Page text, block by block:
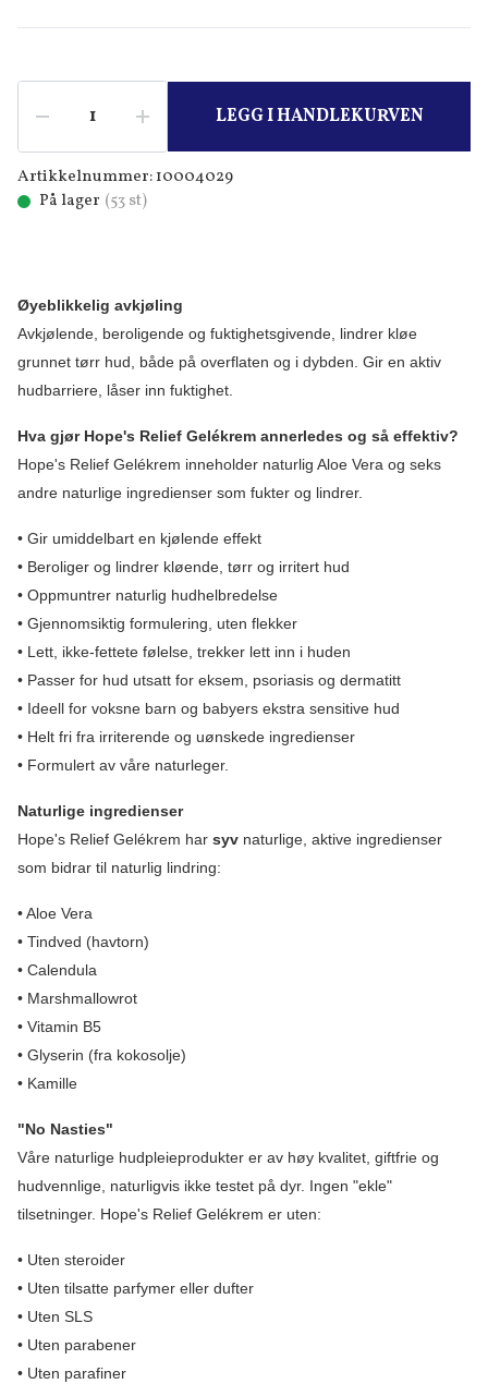
LEGG I HANDLEKURVEN
Artikkelnummer:10004029
På lager (53st)
Øyeblikkelig avkjøling
Avkjølende, beroligende og fuktighetsgivende, lindrer kløe
grunnet tørr hud, både på overflaten og i dybden. Gir en aktiv
hudbarriere, låser inn fuktighet.
Hva gjør Hope's Relief Gelékrem annerledes og så effektiv?
Hope's Relief Gelékrem inneholder naturlig Aloe Vera og seks
andre naturlige ingredienser som fukter og lindrer.
• Gir umiddelbart en kjølende effekt
• Beroliger og lindrer kløende, tørr og irritert hud
• Oppmuntrer naturlig hudhelbredelse
• Gjennomsiktig formulering, uten flekker
• Lett, ikke-fettete følelse, trekker lett inn i huden
• Passer for hud utsatt for eksem, psoriasis og dermatitt
• Ideell for voksne barn og babyers ekstra sensitive hud
• Helt fri fra irriterende og uønskede ingredienser
• Formulert av våre naturleger.
Naturlige ingredienser
Hope's Relief Gelékrem har syv naturlige, aktive ingredienser
som bidrar til naturlig lindring:
• Aloe Vera
• Tindved (havtorn)
• Calendula
• Marshmallowrot
• Vitamin B5
• Glyserin (fra kokosolje)
• Kamille
"No Nasties"
Våre naturlige hudpleieprodukter er av høy kvalitet, giftfrie og
hudvennlige, naturligvis ikke testet på dyr. Ingen "ekle"
tilsetninger. Hope's Relief Gelékrem er uten:
• Uten steroider
• Uten tilsatte parfymer eller dufter
• Uten SLS
• Uten parabener
• Uten parafiner